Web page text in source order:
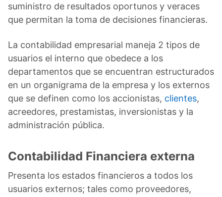
suministro de resultados oportunos y veraces
que permitan la toma de decisiones financieras.
La contabilidad empresarial maneja 2 tipos de
usuarios el interno que obedece a los
departamentos que se encuentran estructurados
en un organigrama de la empresa y los externos
que se definen como los accionistas, clientes,
acreedores, prestamistas, inversionistas y la
administración pública.
Contabilidad Financiera externa
Presenta los estados financieros a todos los
usuarios externos; tales como proveedores,